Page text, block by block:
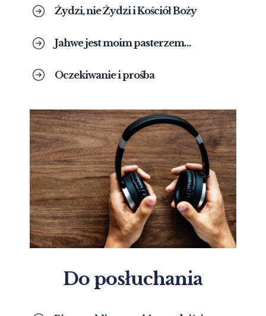
Żydzi, nie Żydzi i Kościół Boży
Jahwe jest moim pasterzem…
Oczekiwanie i prośba
Do posłuchania